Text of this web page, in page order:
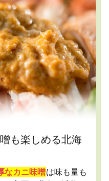
も楽しめる北海
なカニ味噌は味も量も